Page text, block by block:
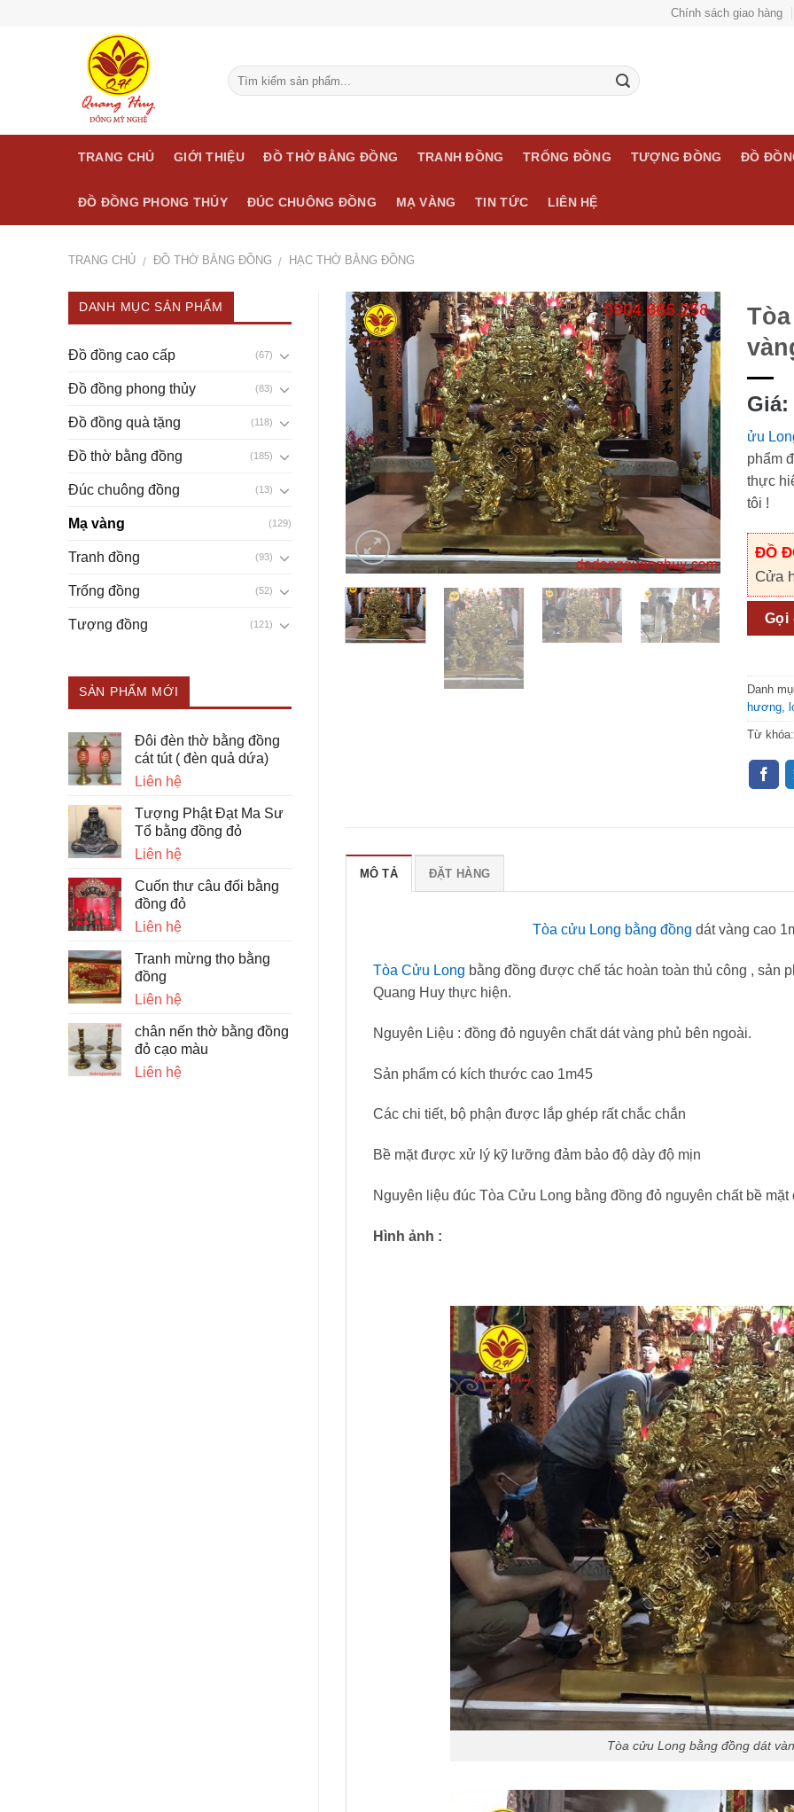
Chính sách giao hàng
TRANG CHỦ GIỚI THIỆU ĐỒ THỜ BẰNG ĐỒNG TRANH ĐỒNG TRỐNG ĐỒNG TƯỢNG ĐỒNG ĐỒ
ĐỒ ĐỒNG PHONG THỦY ĐÚC CHUÔNG ĐỒNG MẠ VÀNG TIN TỨC LIÊN HỆ
TRANG CHỦ / ĐỒ THỜ BẰNG ĐỒNG / HẠC THỜ BẰNG ĐỒNG
ửu
phẩm
thực
tôi !
ĐỒ
Cửa
Gọi
Danh
hương,
Từ
MÔ TẢ ĐẶT HÀNG
Tòa cửu Long bằng đồng dát vàng cao
Tòa Cửu Long bằng đồng được chế tác hoàn toàn thủ công ,
Quang Huy thực hiện.
Nguyên Liệu : đồng đỏ nguyên chất dát vàng phủ bên ngoài.
Sản phẩm có kích thước cao 1m45
Các chi tiết, bộ phận được lắp ghép rất chắc chắn
Bề mặt được xử lý kỹ lưỡng đảm bảo độ dày độ mịn
Nguyên liệu đúc Tòa Cửu Long bằng đồng đỏ nguyên chất bề
Hình ảnh :
Tòa cửu Long bằng đồng dát
DANH MỤC SẢN PHẨM
Đồ đồng cao cấp (67)
Đồ đồng phong thủy (83)
Đồ đồng quà tặng (118)
Đồ thờ bằng đồng (185)
Đúc chuông đồng (13)
Mạ vàng (129)
Tranh đồng (93)
Trống đồng (52)
Tượng đồng (121)
SẢN PHẨM MỚI
Đôi đèn thờ bằng đồng
cát tút ( đèn quả dứa)
Liên hệ
Tượng Phật Đạt Ma Sư
Tổ bằng đồng đỏ
Liên hệ
Cuốn thư câu đối bằng
đồng đỏ
Liên hệ
Tranh mừng thọ bằng
đồng
Liên hệ
chân nến thờ bằng đồng
đỏ cạo màu
Liên hệ